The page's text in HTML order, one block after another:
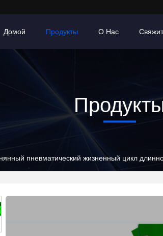
Домой Продукты О Нас
пневматический жизненный цикл